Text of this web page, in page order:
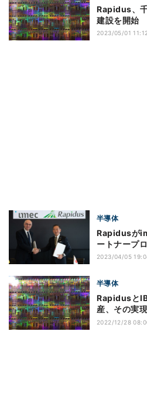
Rapidus、
建設を開始
2023/05/01
半導体
Rapidusが
ートナープ
2023/04/05
半導体
Rapidusと
産、その実
2022/12/28